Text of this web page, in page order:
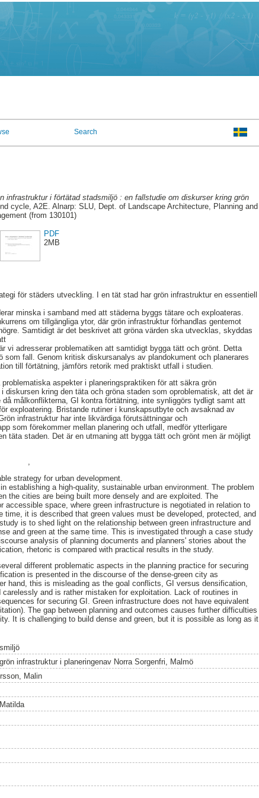
Search
infrastruktur i förtätad stadsmiljö : en fallstudie om diskurser kring grön
cycle, A2E. Alnarp: SLU, Dept. of Landscape Architecture, Planning and
(from 130101)
PDF
2MB
för städers utveckling. I en tät stad har grön infrastruktur en essentiell
minska i samband med att städerna byggs tätare och exploateras.
om tillgängliga ytor, där grön infrastruktur förhandlas gentemot
Samtidigt är det beskrivet att gröna värden ska utvecklas, skyddas
vi adresserar problematiken att samtidigt bygga tätt och grönt. Detta
fall. Genom kritisk diskursanalys av plandokument och planerares
till förtätning, jämförs retorik med praktiskt utfall i studien.
aspekter i planeringspraktiken för att säkra grön
kring den täta och gröna staden som oproblematisk, att det är
målkonflikterna, GI kontra förtätning, inte synliggörs tydligt samt att
exploatering. Bristande rutiner i kunskapsutbyte och avsaknad av
infrastruktur har inte likvärdiga förutsättningar och
som förekommer mellan planering och utfall, medför ytterligare
täta staden. Det är en utmaning att bygga tätt och grönt men är möjligt
strategy for urban development.
establishing a high-quality, sustainable urban environment. The problem
the cities are being built more densely and are exploited. The
space, where green infrastructure is negotiated in relation to
it is described that green values must be developed, protected, and
is to shed light on the relationship between green infrastructure and
and green at the same time. This is investigated through a case study
analysis of planning documents and planners' stories about the
rhetoric is compared with practical results in the study.
different problematic aspects in the planning practice for securing
is presented in the discourse of the dense-green city as
hand, this is misleading as the goal conflicts, GI versus densification,
and is rather mistaken for exploitation. Lack of routines in
for securing GI. Green infrastructure does not have equivalent
The gap between planning and outcomes causes further difficulties
It is challenging to build dense and green, but it is possible as long as it
infrastruktur i planeringenav Norra Sorgenfri, Malmö
Malin